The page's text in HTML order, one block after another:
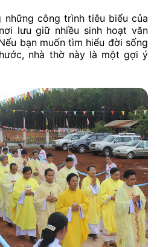
công trình tiêu biểu của
lưu giữ nhiều sinh hoạt văn
bạn muốn tìm hiểu đời sống
nhà thờ này là một gợi ý